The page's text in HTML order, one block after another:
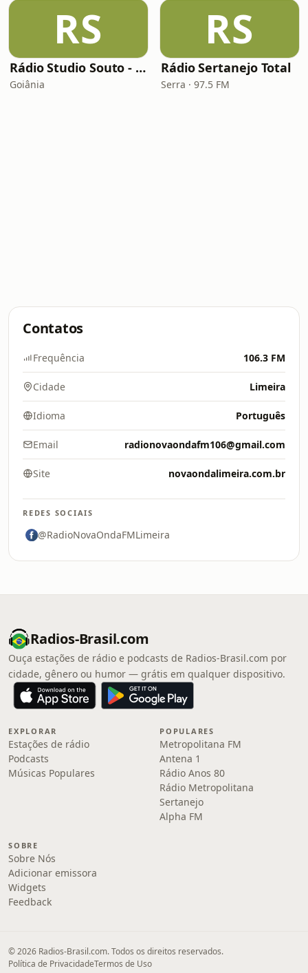
RS
Rádio Studio Souto - Sertaneja
Goiânia
RS
Rádio Sertanejo Total
Serra · 97.5 FM
Contatos
Frequência 106.3 FM
Cidade Limeira
Idioma Português
Email radionovaondafm106@gmail.com
Site novaondalimeira.com.br
REDES SOCIAIS
@RadioNovaOndaFMLimeira
Radios-Brasil.com
Ouça estações de rádio e podcasts de Radios-Brasil.com por
cidade, gênero ou humor — grátis em qualquer dispositivo.
EXPLORAR
Estações de rádio
Podcasts
Músicas Populares
POPULARES
Metropolitana FM
Antena 1
Rádio Anos 80
Rádio Metropolitana
Sertanejo
Alpha FM
SOBRE
Sobre Nós
Adicionar emissora
Widgets
Feedback
© 2026 Radios-Brasil.com. Todos os direitos reservados.
Política de PrivacidadeTermos de Uso